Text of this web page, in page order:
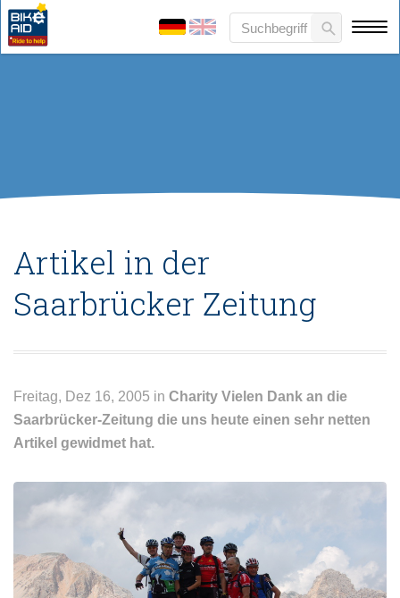
Artikel in der
Saarbrücker Zeitung
Freitag, Dez 16, 2005 in Charity Vielen Dank an die
Saarbrücker-Zeitung die uns heute einen sehr netten
Artikel gewidmet hat.